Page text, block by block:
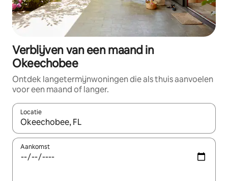
Verblijven van een maand in
Okeechobee
Ontdek langetermijnwoningen die als thuis aanvoelen
voor een maand of langer.
Locatie
Wanneer er resultaten beschikbaar zijn, maak je een keuze
Aankomst